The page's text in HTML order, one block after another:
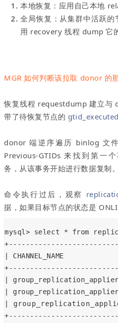
本地恢复：应用自己本地
全局恢复：从集群中活跃
用 recovery 线程 dump 它
MGR 如何判断该拉取 donor 的
恢复线程 requestdump 建立与
带了待恢复节点的 gtid_executed
donor 端逆序遍历 binlog 文
Previous-GTIDs 来找到第一
务，从该事务开始进行数据复制。
命令执行过后，观察
据，如果目标节点的状态是
mysql> select * from
| CHANNEL_NAME
|
|
|